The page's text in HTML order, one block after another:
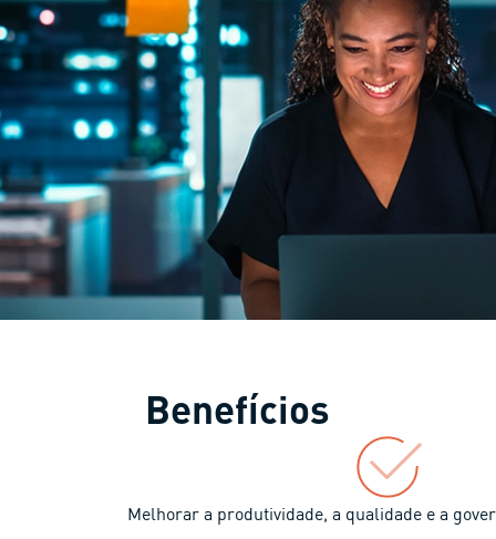
Benefícios
Melhorar a produtividade, a qualidade e a